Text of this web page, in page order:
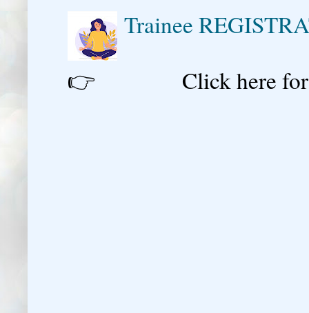
Trainee
👉 Click here for